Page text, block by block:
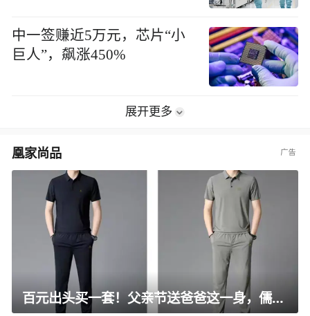
中一签赚近5万元，芯片“小
巨人”，飙涨450%
展开更多
凰家尚品
百元出头买一套！父亲节送爸爸这一身，儒雅有型还凉爽